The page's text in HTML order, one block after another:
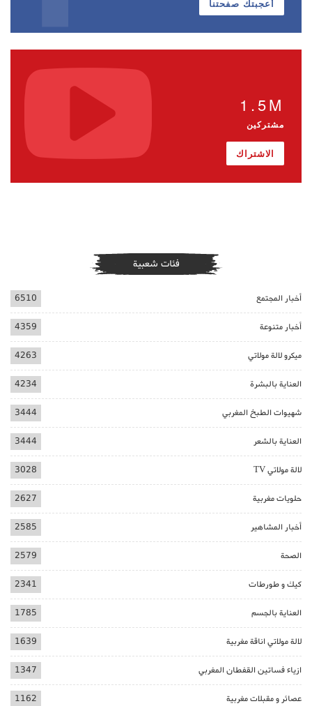
أعجبتك صفحتنا
1.5M
مشتركين
الاشتراك
فئات شعبية
أخبار المجتمع 6510
أخبار متنوعة 4359
ميكرو لالة مولاتي 4263
العناية بالبشرة 4234
شهيوات الطبخ المغربي 3444
العناية بالشعر 3444
لالة مولاتي TV 3028
حلويات مغربية 2627
أخبار المشاهير 2585
الصحة 2579
كيك و طورطات 2341
العناية بالجسم 1785
لالة مولاتي اناقة مغربية 1639
ازياء فساتين القفطان المغربي 1347
عصائر و مقبلات مغربية 1162